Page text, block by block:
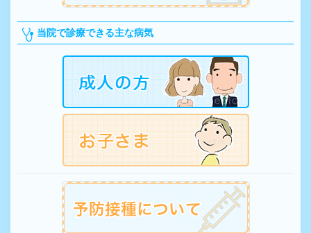
当院で診療できる主な病気